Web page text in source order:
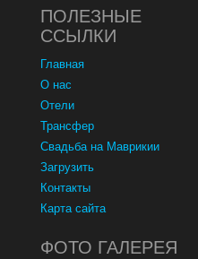
ПОЛЕЗНЫЕ
ССЫЛКИ
Главная
О нас
Отели
Трансфер
Свадьба на Маврикии
Загрузить
Контакты
Карта сайта
ФОТО ГАЛЕРЕЯ